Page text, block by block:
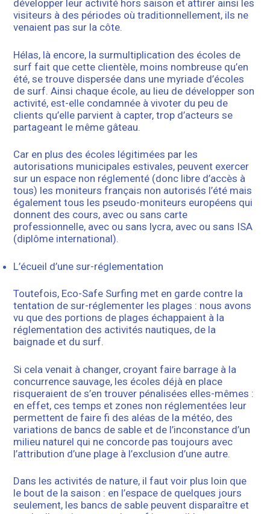
développer leur activité hors saison et attirer ainsi les
visiteurs à des périodes où traditionnellement, ils ne
venaient pas sur la côte.
Hélas, là encore, la surmultiplication des écoles de
surf fait que cette clientèle, moins nombreuse qu’en
été, se trouve dispersée dans une myriade d’écoles
de surf. Ainsi chaque école, au lieu de développer son
activité, est-elle condamnée à vivoter du peu de
clients qu’elle parvient à capter, trop d’acteurs se
partageant le même gâteau.
Car en plus des écoles légitimées par les
autorisations municipales estivales, peuvent exercer
sur un espace non réglementé (donc libre d’accès à
tous) les moniteurs français non autorisés l’été mais
également tous les pseudo-moniteurs européens qui
donnent des cours, avec ou sans carte
professionnelle, avec ou sans lycra, avec ou sans ISA
(diplôme international).
L’écueil d’une sur-réglementation
Toutefois, Eco-Safe Surfing met en garde contre la
tentation de sur-réglementer les plages : nous avons
vu que des portions de plages échappaient à la
réglementation des activités nautiques, de la
baignade et du surf.
Si cela venait à changer, croyant faire barrage à la
concurrence sauvage, les écoles déjà en place
risqueraient de s’en trouver pénalisées elles-mêmes :
en effet, ces temps et zones non réglementées leur
permettent de faire fi des aléas de la météo, des
variations de bancs de sable et de l’inconstance d’un
milieu naturel qui ne concorde pas toujours avec
l’attribution d’une plage à l’exclusion d’une autre.
Dans les activités de nature, il faut voir plus loin que
le bout de la saison : en l’espace de quelques jours
seulement, les bancs de sable peuvent disparaître et